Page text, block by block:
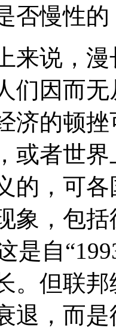
否慢性
说，漫
们因而
济的顿
或者世
的，可
象，包
是自
。但联
退，而